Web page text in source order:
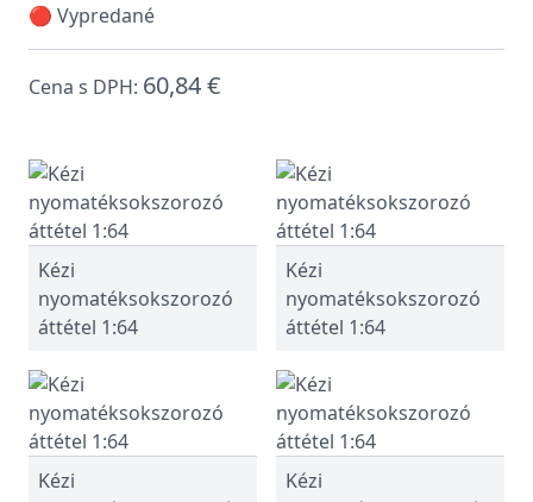
🔴 Vypredané
Cena s DPH: 60,84 €
Kézi
nyomatéksokszorozó
áttétel 1:64
Kézi
nyomatéksokszorozó
áttétel 1:64
Kézi
Kézi